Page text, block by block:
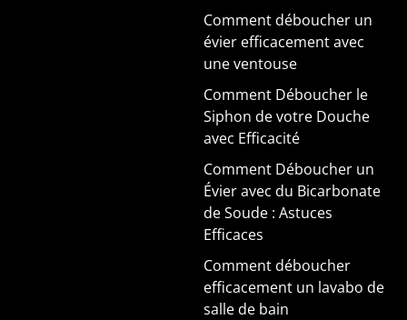
Comment déboucher un
évier efficacement avec
une ventouse
Comment Déboucher le
Siphon de votre Douche
avec Efficacité
Comment Déboucher un
Évier avec du Bicarbonate
de Soude : Astuces
Efficaces
Comment déboucher
efficacement un lavabo de
salle de bain